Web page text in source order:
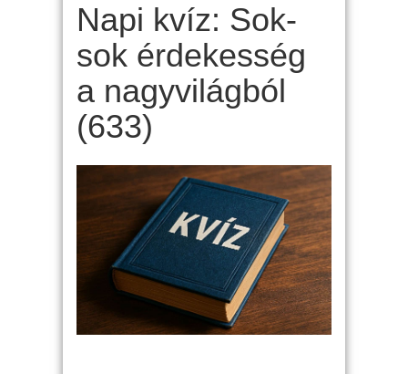
Napi kvíz: Sok-
sok érdekesség
a nagyvilágból
(633)